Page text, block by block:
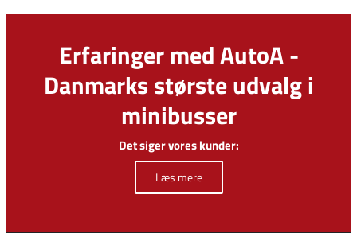
Erfaringer med AutoA -
Danmarks største udvalg i
minibusser
Det siger vores kunder:
Læs mere